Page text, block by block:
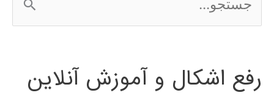
س
ج
رفع اشکال و آموزش آنلاین